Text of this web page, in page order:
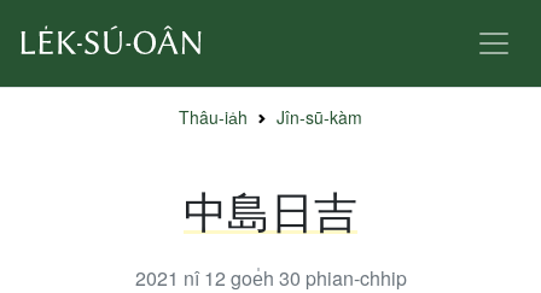
Thâu-ia̍h Jîn-sū-kàm
中島日吉
2021 nî 12 goe̍h 30 phian-chhip